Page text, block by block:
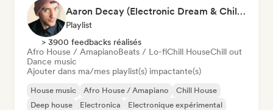
Aaron Decay (Electronic Dream & Chill Electronic Dream playlists)
Playlist
> 3900 feedbacks réalisés
Afro House / AmapianoBeats / Lo-fiChill HouseChill out
Dance music
Ajouter dans ma/mes playlist(s) impactante(s)
House music Afro House / Amapiano
Chill House
Deep house
Electronica
Electronique expérimental